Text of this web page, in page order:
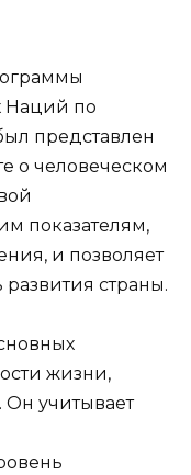
Наций по
представлен
о человеческом
показателям,
и позволяет
страны.
жизни,
учитывает